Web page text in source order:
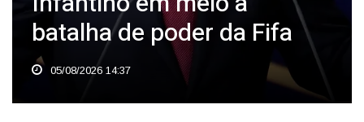
Dirigentes se afastam de
Infantino em meio à
batalha de poder da Fifa